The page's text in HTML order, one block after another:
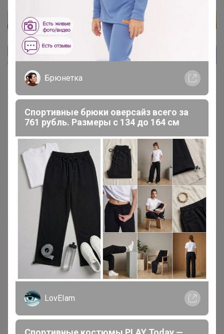
СЛАДКАЯ
Золотой организатор
4 октября, 2024 15:45
24-ok.ru/catalog/381786
Лот
8 1 2 7
3 253,6р
с V-образным вырезом из мягкой шерсти
Брюнетка
Спортивные брюки оверсайз всего за
761 рубль. Размеры с 134 до 164 см
LovEIam